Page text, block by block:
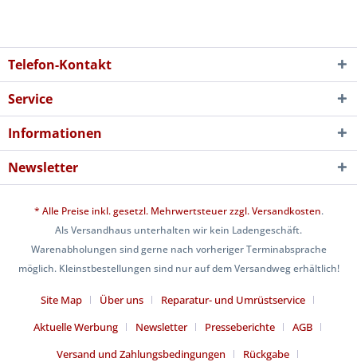
Telefon-Kontakt
Service
Informationen
Newsletter
* Alle Preise inkl. gesetzl. Mehrwertsteuer zzgl.Versandkosten.
Als Versandhaus unterhalten wir kein Ladengeschäft.
Warenabholungen sind gerne nach vorheriger Terminabsprache
möglich. Kleinstbestellungen sind nur auf dem Versandweg erhältlich!
Site Map Über uns
Reparatur- und Umrüstservice
Aktuelle Werbung
Newsletter Presseberichte
AGB
Versand und Zahlungsbedingungen
Rückgabe